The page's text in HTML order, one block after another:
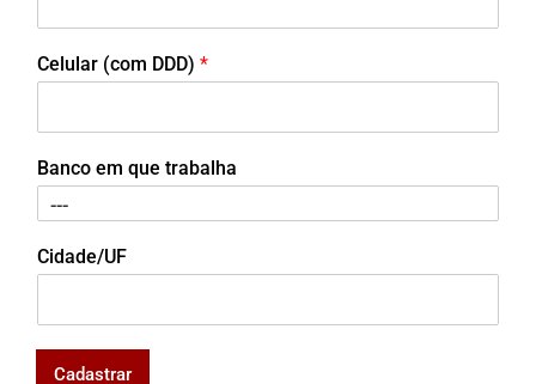
Celular (com DDD) *
Banco em que trabalha
Cidade/UF
Cadastrar